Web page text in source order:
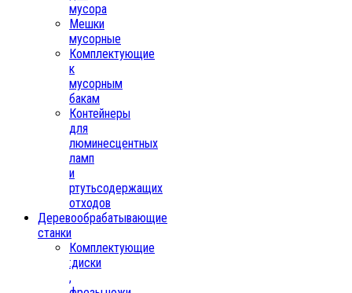
мусора
Мешки
мусорные
Комплектующие
к
мусорным
бакам
Контейнеры
для
люминесцентных
ламп
и
ртутьсодержащих
отходов
Деревообрабатывающие
станки
Комплектующие
:диски
,